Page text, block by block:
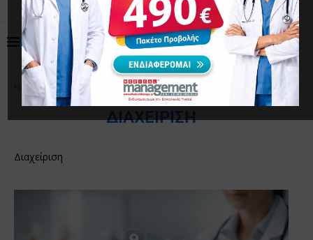
Home Διαχείριση
ΔΙΑΧΕΊΡΙΣΗ
Διαχείριση